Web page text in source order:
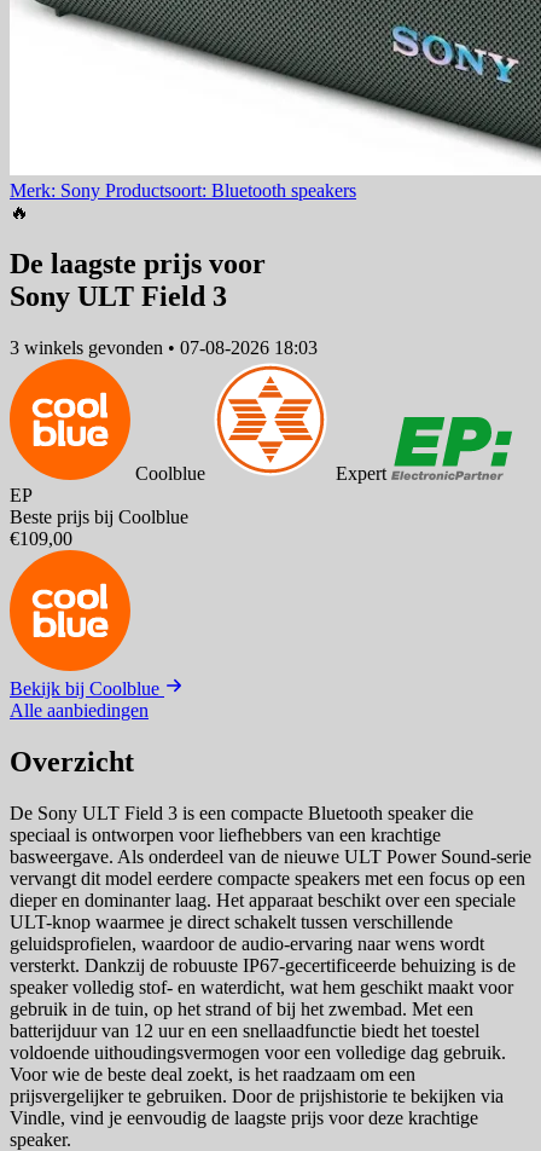
Merk: Sony Productsoort: Bluetooth speakers
🔥
De laagste prijs voor
Sony ULT Field 3
3 winkels gevonden • 07-08-2026 18:03
Coolblue
Expert
EP
Beste prijs bij Coolblue
€109,00
Bekijk bij Coolblue
Alle aanbiedingen
Overzicht
De Sony ULT Field 3 is een compacte Bluetooth speaker die
speciaal is ontworpen voor liefhebbers van een krachtige
basweergave. Als onderdeel van de nieuwe ULT Power Sound-serie
vervangt dit model eerdere compacte speakers met een focus op een
dieper en dominanter laag. Het apparaat beschikt over een speciale
ULT-knop waarmee je direct schakelt tussen verschillende
geluidsprofielen, waardoor de audio-ervaring naar wens wordt
versterkt. Dankzij de robuuste IP67-gecertificeerde behuizing is de
speaker volledig stof- en waterdicht, wat hem geschikt maakt voor
gebruik in de tuin, op het strand of bij het zwembad. Met een
batterijduur van 12 uur en een snellaadfunctie biedt het toestel
voldoende uithoudingsvermogen voor een volledige dag gebruik.
Voor wie de beste deal zoekt, is het raadzaam om een
prijsvergelijker te gebruiken. Door de prijshistorie te bekijken via
Vindle, vind je eenvoudig de laagste prijs voor deze krachtige
speaker.